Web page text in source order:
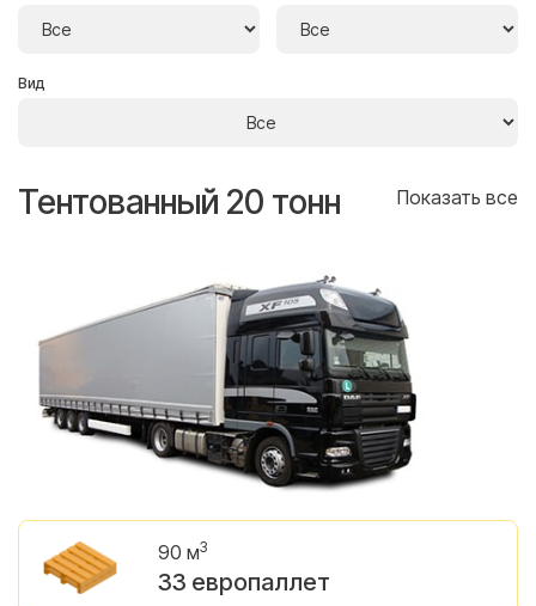
Вид
Тентованный 20 тонн Показать все
90 м3
33 европаллет